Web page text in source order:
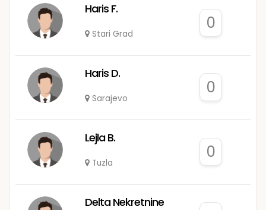
Haris F.
Stari Grad
0
Haris D.
Sarajevo
0
Lejla B.
Tuzla
0
Delta Nekretnine